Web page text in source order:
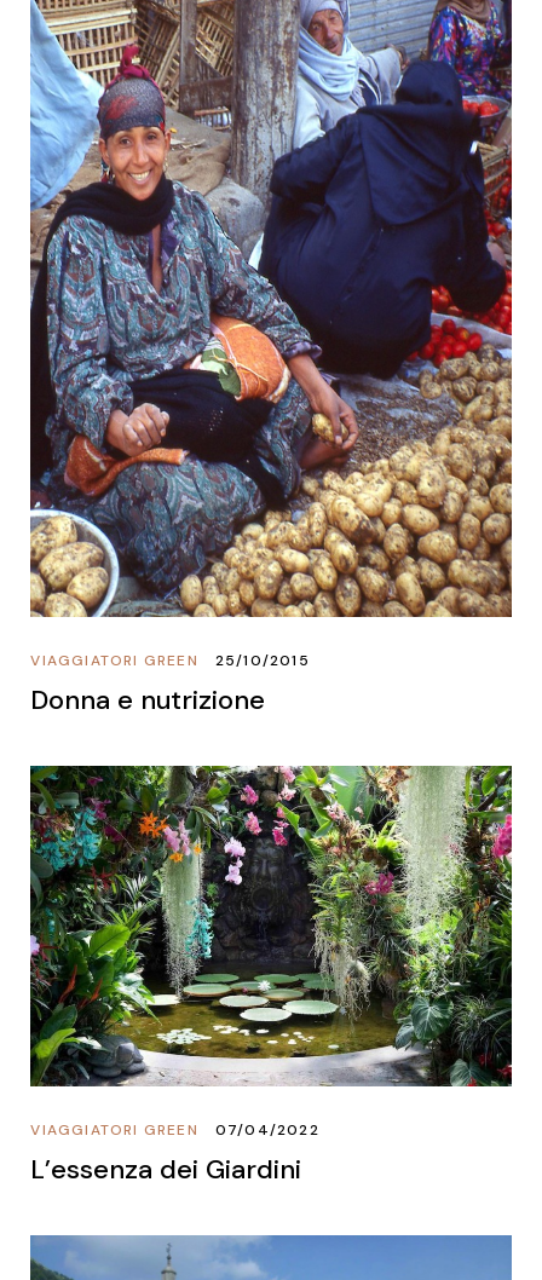
VIAGGIATORI GREEN 25/10/2015
Donna e nutrizione
VIAGGIATORI GREEN 07/04/2022
L’essenza dei Giardini